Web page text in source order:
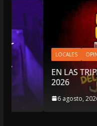
LOCALES OPINIÓN
EN LAS TRIPAS
2026
6 agosto, 2026